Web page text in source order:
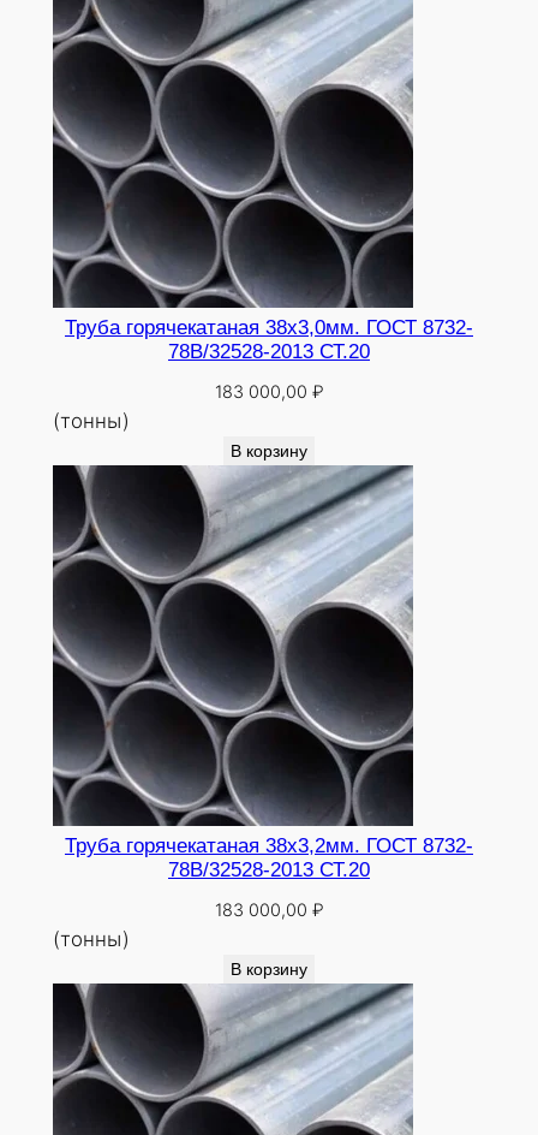
Труба горячекатаная 38х3,0мм. ГОСТ 8732-
78В/32528-2013 СТ.20
183 000,00 ₽
(тонны)
В корзину
Труба горячекатаная 38х3,2мм. ГОСТ 8732-
78В/32528-2013 СТ.20
183 000,00 ₽
(тонны)
В корзину